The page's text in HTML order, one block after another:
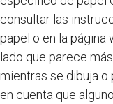
consultar las
papel o en la página
lado que parece
mientras se dibuja o
en cuenta que